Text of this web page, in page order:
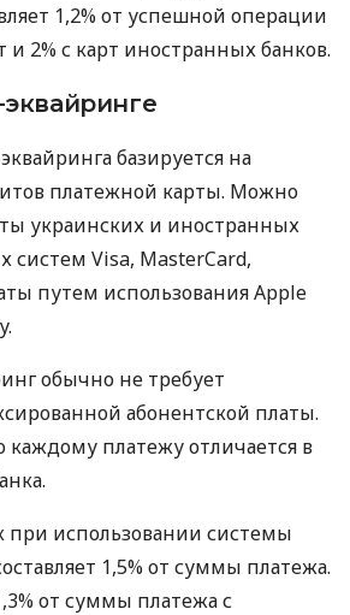
1,2% от успешной операции
и 2% с карт иностранных банков.
базируется на
платежной карты. Можно
украинских и иностранных
систем Visa, MasterCard,
путем использования Apple
обычно не требует
абонентской платы.
каждому платежу отличается в
при использовании системы
1,5% от суммы платежа.
от суммы платежа с